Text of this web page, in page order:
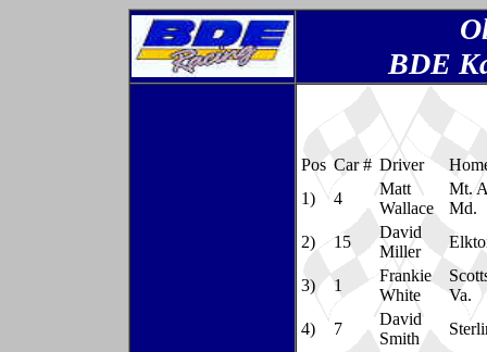
BDE
Pos Car # Driver
1)
4
Matt
Wallace
Mt.
Md.
2)
15
David
Miller
3) 1
Frankie
White
Va.
4)
7
David
Smith